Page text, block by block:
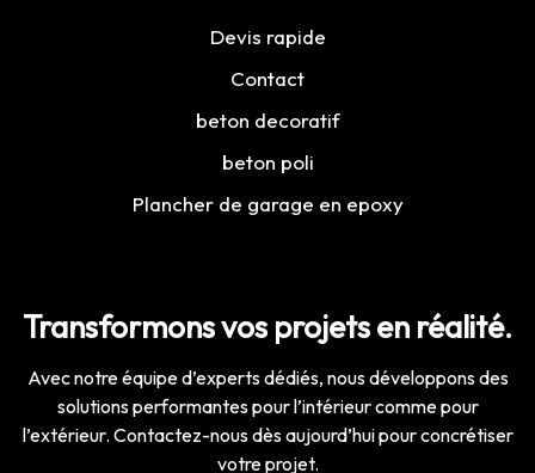
Devis rapide
Contact
beton decoratif
beton poli
Plancher de garage en epoxy
Transformons vos projets en réalité.
Avec notre équipe d’experts dédiés, nous développons des
solutions performantes pour l’intérieur comme pour
l’extérieur. Contactez-nous dès aujourd’hui pour concrétiser
votre projet.